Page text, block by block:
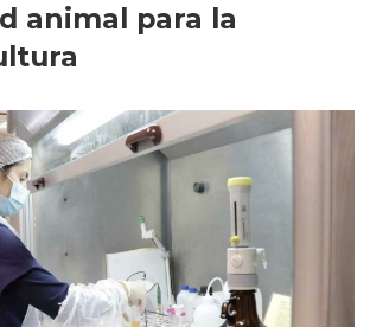
animal para la